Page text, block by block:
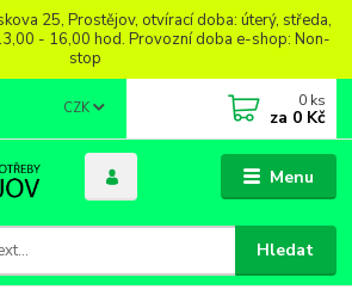
25, Prostějov, otvírací doba: úterý, středa,
- 16,00 hod. Provozní doba e-shop: Non-
stop
Menu
CZK
Hledat
0 ks
za 0 Kč